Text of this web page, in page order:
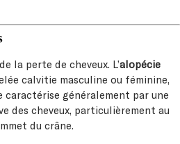
la perte de cheveux. L’alopécie
calvitie masculine ou féminine,
caractérise généralement par une
des cheveux, particulièrement au
du crâne.